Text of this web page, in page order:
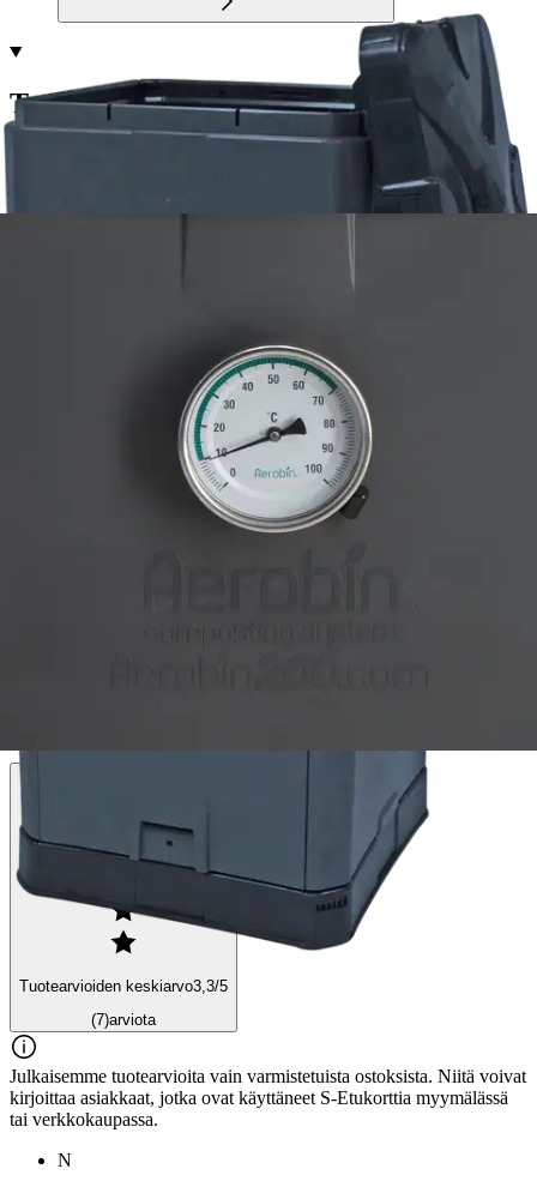
Tuotekuvaus
Aerobin 200 L on lämpökompostori, joka on tarkoitettu
on patentoitu kompostointikeuhko, joka edesauttaa kompostorin
ilman kiertoa pitäen huolen, siitä että kompostoitava massa saa
jatkumiseksi on käytettävä kompostiherätettä ja kuiviketta.
Kompostorin pohjassa on suopanesteen keruusäiliö (n. 12 L) joka
kerää kompostoitavasta massasta ylimääräisen nesteen käytettäväksi
esim. ravinnepitoisena lannoitteena. Elementtirakenne: Kun kaikki
elementit on koottu ja kompostori on koossa, niin kompostoria ei voi
enää purkaa. Sisältää: Lämpömittari, tyhjennysletku ja hana sekä
Tuotearvioiden keskiarvo3,3/5
(7)arviota
Julkaisemme tuotearvioita vain varmistetuista ostoksista. Niitä voivat
kirjoittaa asiakkaat, jotka ovat käyttäneet S-Etukorttia myymälässä
tai verkkokaupassa.
N